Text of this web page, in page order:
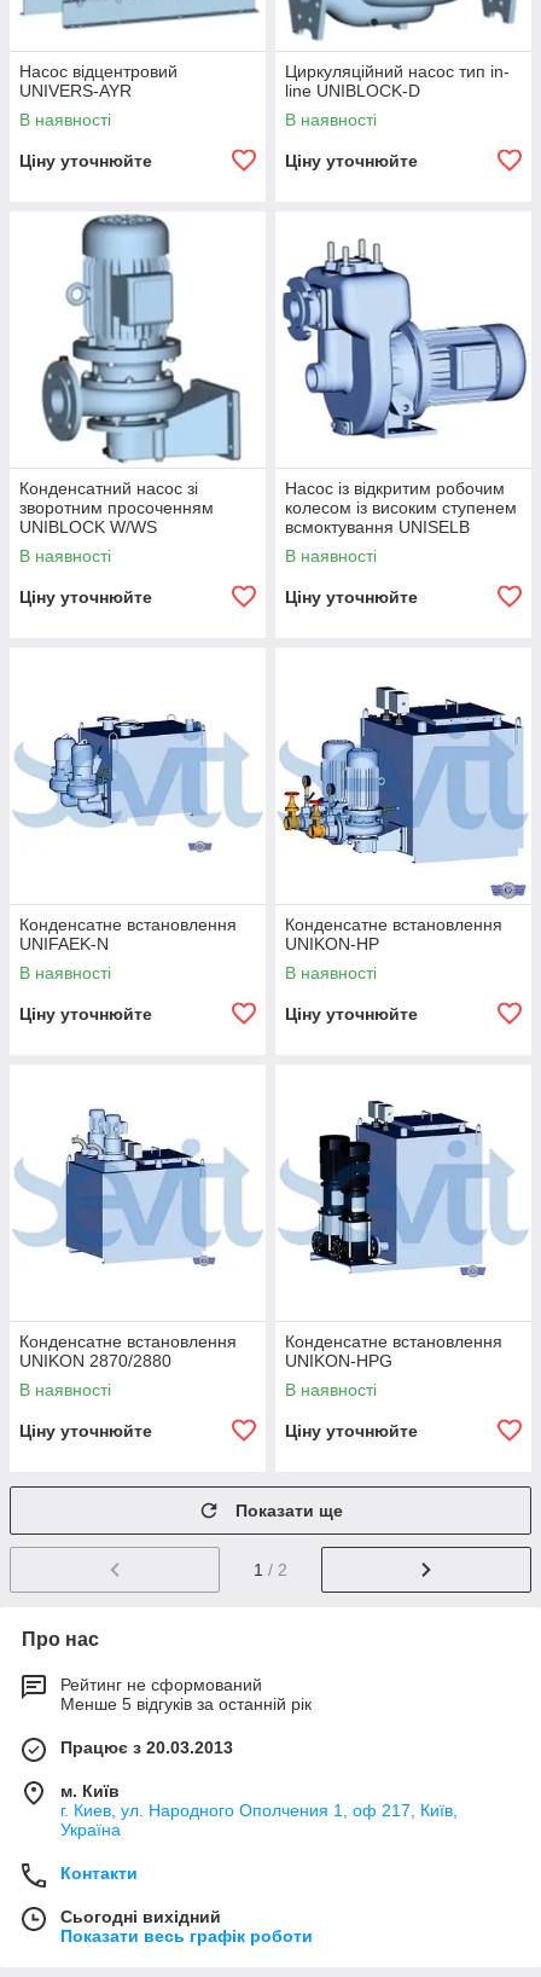
Насос відцентровий
UNIVERS-AYR
В наявності
Ціну уточнюйте
Циркуляційний насос тип in-
line UNIBLOCK-D
В наявності
Ціну уточнюйте
Конденсатний насос зі
зворотним просоченням
UNIBLOCK W/WS
В наявності
Ціну уточнюйте
Насос із відкритим робочим
колесом із високим ступенем
всмоктування UNISELB
В наявності
Ціну уточнюйте
Конденсатне встановлення
UNIFAEK-N
В наявності
Ціну уточнюйте
Конденсатне встановлення
UNIKON-HP
В наявності
Ціну уточнюйте
Конденсатне встановлення
UNIKON 2870/2880
В наявності
Ціну уточнюйте
Конденсатне встановлення
UNIKON-HPG
В наявності
Ціну уточнюйте
Показати ще
1 / 2
Про нас
Рейтинг не сформований
Менше 5 відгуків за останній рік
Працює з 20.03.2013
м. Київ
г. Киев, ул. Народного Ополчения 1, оф 217, Київ,
Україна
Контакти
Сьогодні вихідний
Показати весь графік роботи